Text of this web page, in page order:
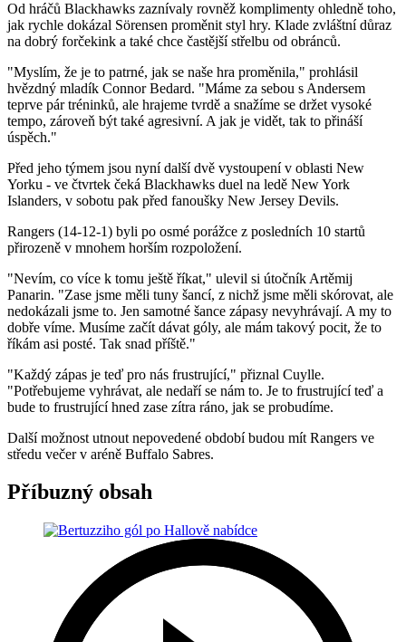
Od hráčů Blackhawks zaznívaly rovněž komplimenty ohledně toho,
jak rychle dokázal Sörensen proměnit styl hry. Klade zvláštní důraz
na dobrý forčekink a také chce častější střelbu od obránců.
"Myslím, že je to patrné, jak se naše hra proměnila," prohlásil
hvězdný mladík Connor Bedard. "Máme za sebou s Andersem
teprve pár tréninků, ale hrajeme tvrdě a snažíme se držet vysoké
tempo, zároveň být také agresivní. A jak je vidět, tak to přináší
úspěch."
Před jeho týmem jsou nyní další dvě vystoupení v oblasti New
Yorku - ve čtvrtek čeká Blackhawks duel na ledě New York
Islanders, v sobotu pak před fanoušky New Jersey Devils.
Rangers (14-12-1) byli po osmé porážce z posledních 10 startů
přirozeně v mnohem horším rozpoložení.
"Nevím, co více k tomu ještě říkat," ulevil si útočník Artěmij
Panarin. "Zase jsme měli tuny šancí, z nichž jsme měli skórovat, ale
nedokázali jsme to. Jen samotné šance zápasy nevyhrávají. A my to
dobře víme. Musíme začít dávat góly, ale mám takový pocit, že to
říkám asi posté. Tak snad příště."
"Každý zápas je teď pro nás frustrující," přiznal Cuylle.
"Potřebujeme vyhrávat, ale nedaří se nám to. Je to frustrující teď a
bude to frustrující hned zase zítra ráno, jak se probudíme.
Další možnost utnout nepovedené období budou mít Rangers ve
středu večer v aréně Buffalo Sabres.
Příbuzný obsah